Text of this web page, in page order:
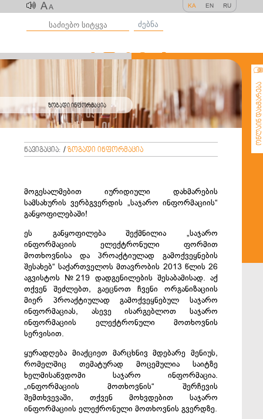
AA KA EN RU
ძებნა
ზოგადი ინფორმაცია ონლაინ დახმარება
ნავიგაცია: / ზოგადი ინფორმაცია
მოგესალმებით იურიდიული დახმარების
სამსახურის ვერბგვერდის „საჯარო ინფორმაციის“
განყოფილებაში!
ეს განყოფილება შექმნილია „საჯარო
ინფორმაციის ელექტრონული ფორმით
მოთხოვნისა და პროაქტიულად გამოქვეყნების
შესახებ“ საქართველოს მთავრობის 2013 წლის 26
აგვისტოს №219 დადგენილების შესაბამისად. აქ
თქვენ შეძლებთ, გაეცნოთ ჩვენი ორგანიზაციის
მიერ პროაქტიულად გამოქვეყნებულ საჯარო
ინფორმაციას, ასევე ისარგებლოთ საჯარო
ინფორმაციის ელექტრონული მოთხოვნის
სერვისით.
ყურადღება მიაქციეთ მარცხნივ მდებარე მენიუს,
რომელშიც თემატურად მოცემულია საიტზე
ხელმისაწვდომი საჯარო ინფორმაცია.
„ინფორმაციის მოთხოვნის“ შერჩევის
შემთხვევაში, თქვენ მოხვდებით საჯარო
ინფორმაციის ელექრონული მოთხოვნის გვერდზე.